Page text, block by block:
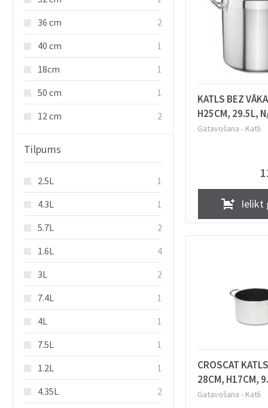
36 cm 2
40 cm 1
18cm 1
50 cm 1
12 cm 2
Tilpums
2.5L 1
4.3L 1
5.7L 2
1.6L 4
3L 2
7.4L 1
4L 1
7.5L 1
1.2L 1
4.35L 2
KATLS BEZ
H25CM, 29.5L,
Oztiryakiler
Gatavošana - Katli
Ielikt
CROSCAT
28CM, H17CM,
ALUMĪNIJS,
Gatavošana - Katli